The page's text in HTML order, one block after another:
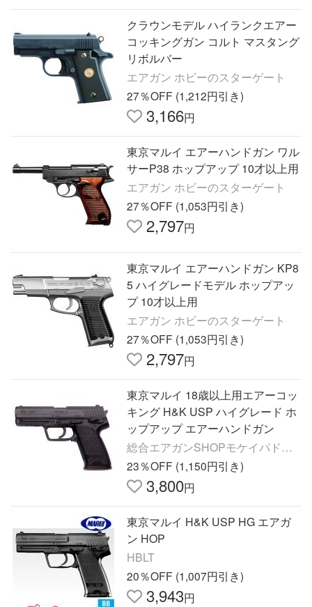
クラウンモデル ハイランクエアー
コッキングガン コルト マスタング
リボルバー
エアガン ホビーのスターゲート
27％OFF (1,212円引き)
3,166円
東京マルイ エアーハンドガン ワル
サーP38 ホップアップ 10才以上用
エアガン ホビーのスターゲート
27％OFF (1,053円引き)
2,797円
東京マルイ エアーハンドガン KP8
5 ハイグレードモデル ホップアッ
プ 10才以上用
エアガン ホビーのスターゲート
27％OFF (1,053円引き)
2,797円
東京マルイ 18歳以上用エアーコッ
キング H&K USP ハイグレード ホ
ップアップ エアーハンドガン
総合エアガンSHOPモケイパドッ
ク
23％OFF (1,150円引き)
3,800円
東京マルイ H&K USP HG エアガ
ン HOP
HBLT
20％OFF (1,007円引き)
3,943円